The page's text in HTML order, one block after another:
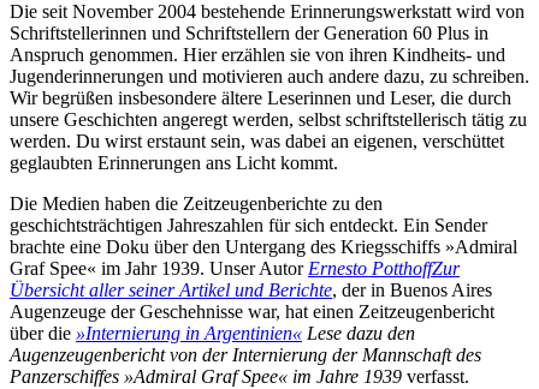
Die seit November 2004 bestehende Erinnerungswerkstatt wird von
Schriftstellerinnen und Schriftstellern der Generation 60 Plus in
Anspruch genommen. Hier erzählen sie von ihren Kindheits- und
Jugenderinnerungen und motivieren auch andere dazu, zu schreiben.
Wir begrüßen insbesondere ältere Leserinnen und Leser, die durch
unsere Geschichten angeregt werden, selbst schriftstellerisch tätig zu
werden. Du wirst erstaunt sein, was dabei an eigenen, verschüttet
geglaubten Erinnerungen ans Licht kommt.
Die Medien haben die Zeitzeugenberichte zu den
geschichtsträchtigen Jahreszahlen für sich entdeckt. Ein Sender
brachte eine Doku über den Untergang des Kriegsschiffs »Admiral
Graf Spee« im Jahr 1939. Unser AutorErnesto PotthoffZur
Übersicht aller seiner Artikel und Berichte, der in Buenos Aires
Augenzeuge der Geschehnisse war, hat einen Zeitzeugenbericht
über die »Internierung in Argentinien« Lese dazu den
Augenzeugenbericht von der Internierung der Mannschaft des
Panzerschiffes »Admiral Graf Spee« im Jahre 1939 verfasst.